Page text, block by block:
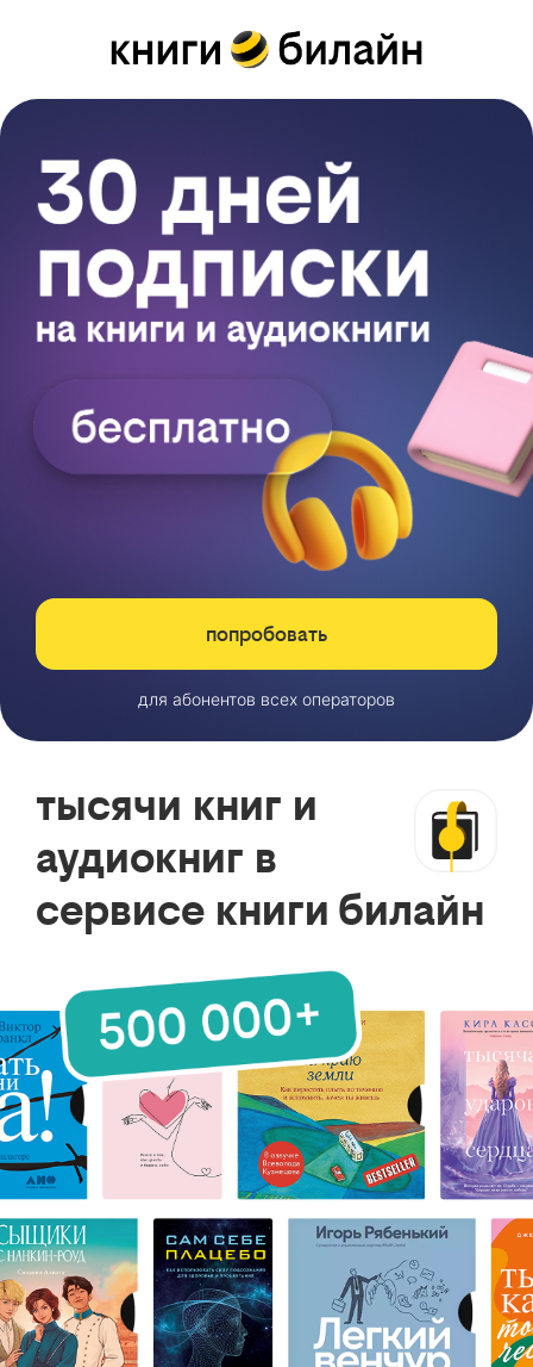
попробовать
для абонентов всех операторов
тысячи книг и
аудиокниг в
сервисе книги билайн